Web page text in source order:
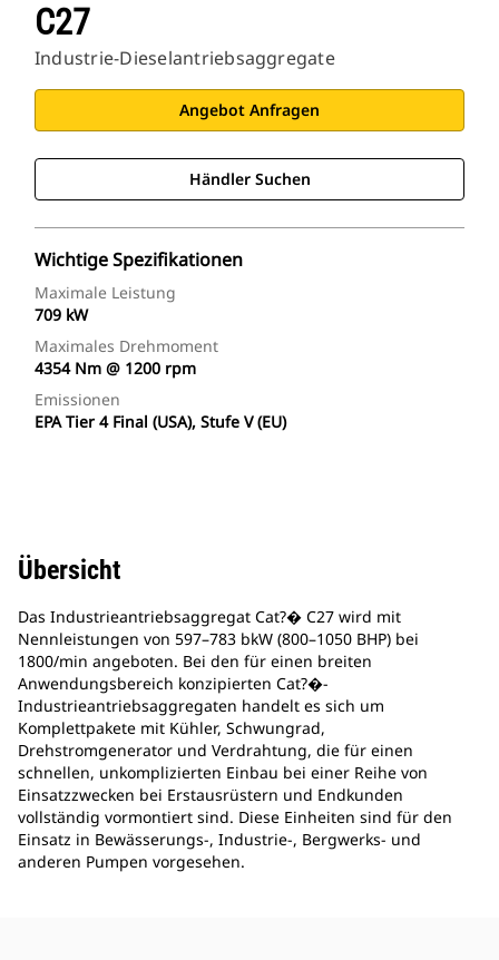
C27
Industrie-Dieselantriebsaggregate
Angebot Anfragen
Händler Suchen
Wichtige Spezifikationen
Maximale Leistung
709 kW
Maximales Drehmoment
4354 Nm @ 1200 rpm
Emissionen
EPA Tier 4 Final (USA), Stufe V (EU)
Übersicht
Das Industrieantriebsaggregat Cat?� C27 wird mit
Nennleistungen von 597–783 bkW (800–1050 BHP) bei
1800/min angeboten. Bei den für einen breiten
Anwendungsbereich konzipierten Cat?�-
Industrieantriebsaggregaten handelt es sich um
Komplettpakete mit Kühler, Schwungrad,
Drehstromgenerator und Verdrahtung, die für einen
schnellen, unkomplizierten Einbau bei einer Reihe von
Einsatzzwecken bei Erstausrüstern und Endkunden
vollständig vormontiert sind. Diese Einheiten sind für den
Einsatz in Bewässerungs-, Industrie-, Bergwerks- und
anderen Pumpen vorgesehen.